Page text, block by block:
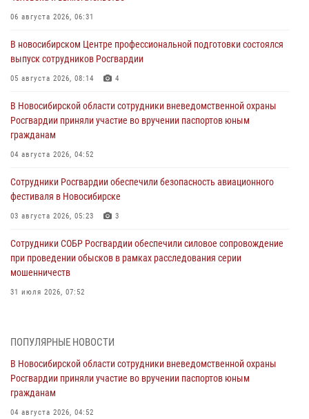
06 августа 2026, 06:31
В новосибирском Центре профессиональной подготовки состоялся
выпуск сотрудников Росгвардии
05 августа 2026, 08:14 4
В Новосибирской области сотрудники вневедомственной охраны
Росгвардии приняли участие во вручении паспортов юным
гражданам
04 августа 2026, 04:52
Сотрудники Росгвардии обеспечили безопасность авиационного
фестиваля в Новосибирске
03 августа 2026, 05:23 3
Сотрудники СОБР Росгвардии обеспечили силовое сопровождение
при проведении обысков в рамках расследования серии
мошенничеств
31 июля 2026, 07:52
При силовой поддержке бойцов ОМОН и СОБР Росгвардии
пресечена деятельность группы лиц, причастных к мошенничеству
в сфере страхования
ПОПУЛЯРНЫЕ НОВОСТИ
В Новосибирской области сотрудники вневедомственной охраны
Росгвардии приняли участие во вручении паспортов юным
гражданам
04 августа 2026, 04:52